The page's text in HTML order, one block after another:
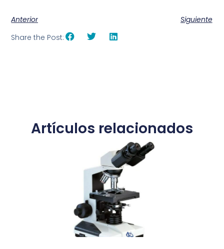
Anterior
Siguiente
Share the Post:
Artículos relacionados